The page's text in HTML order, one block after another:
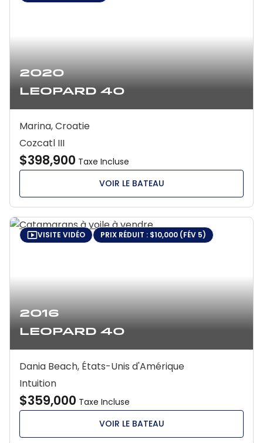
2020
Leopard 40
Marina, Croatie
Cozcatl III
$398,900 Taxe Incluse
VOIR LE BATEAU
2016
Leopard 40
VISITE VIDÉO PRIX RÉDUIT : $10,000 (FÉV 5)
Dania Beach, États-Unis d'Amérique
Intuition
$359,000 Taxe Incluse
VOIR LE BATEAU